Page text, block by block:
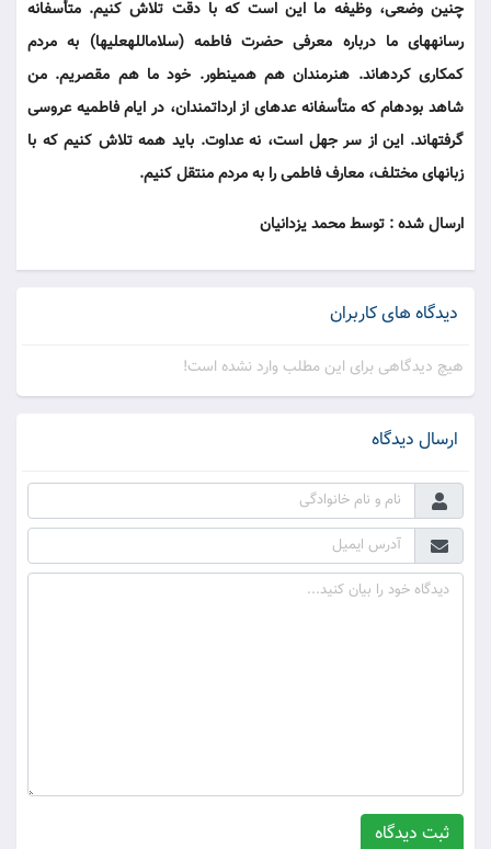
چنین وضعی، وظیفه ما این است که با دقت تلاش کنیم. متأسفانه
رسانه‎‎های ما درباره معرفی حضرت فاطمه (سلام‎الله‎علیها) به مردم
کم‎کاری کرده‎اند. هنرمندان هم همین‎طور. خود ما هم مقصریم. من
شاهد بوده‎ام که متأسفانه عده‎ای از ارداتمندان، در ایام فاطمیه عروسی
گرفته‎اند. این از سر جهل است، نه عداوت. باید همه تلاش کنیم که با
زبان‎‎های مختلف، معارف فاطمی را به مردم منتقل کنیم.
ارسال شده : توسط محمد یزدانیان
دیدگاه های کاربران
هیچ دیدگاهی برای این مطلب وارد نشده است!
ارسال دیدگاه
ثبت دیدگاه